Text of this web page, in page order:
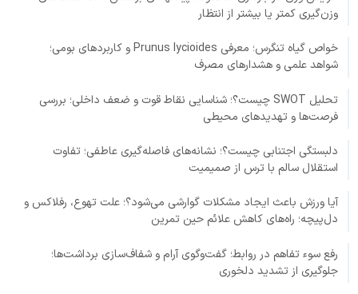
وزن‌گیری کمتر یا بیشتر از انتظار
خواص گیاه تنگرس؛ معرفی Prunus lycioides و کاربردهای بومی؛
شواهد علمی و هشدارهای مصرف
تحلیل SWOT چیست؟؛ شناسایی نقاط قوت و ضعف داخلی؛ بررسی
فرصت‌ها و تهدیدهای محیطی
دلبستگی اجتنابی چیست؟؛ نشانه‌های فاصله‌گیری عاطفی؛ تفاوت
استقلال سالم با ترس از صمیمیت
آیا ورزش باعث ایجاد مشکلات گوارشی می‌شود؟؛ علت تهوع، رفلاکس و
دل‌پیچه؛ راه‌های کاهش علائم حین تمرین
رفع سوء تفاهم در روابط؛ گفت‌وگوی آرام و شفاف‌سازی برداشت‌ها؛
جلوگیری از تشدید دلخوری